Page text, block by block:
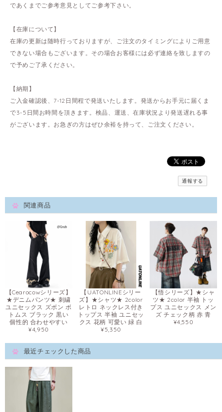
であくまでご参考意見としてご参考下さい。
【在庫について】
在庫の更新は随時行っておりますが、ご注文のタイミングによりご用意
できない場合もございます。その場合お客様には必ず連絡を致しますの
で予めご了承ください。
【納期】
ご入金確認後、7-12日間程で発送いたします。発送からお手元に届くま
で3-5日間お時間を頂きます。検品、運送、在庫状況より発送遅れる事
がございます。お急ぎの方はぜひ余裕を持って、ご注文ください。
通報する
関連商品
【Cearocowシリーズ】
★デニムパンツ★ 刺繍
ユニセックス ズボン ボ
トムス ブラック 黒い
個性的 合わせやすい
¥4,950
【UATONLINEシリー
ズ】★シャツ★ 2color
レトロ ネックレス付き
トップス 半袖 ユニセッ
クス 花柄 可愛い 緑 白
¥5,350
【悟シリーズ】★シャ
ツ★ 2color 半袖 トッ
プス ユニセックス メン
ズ チェック柄 赤 青
¥4,550
最近チェックした商品